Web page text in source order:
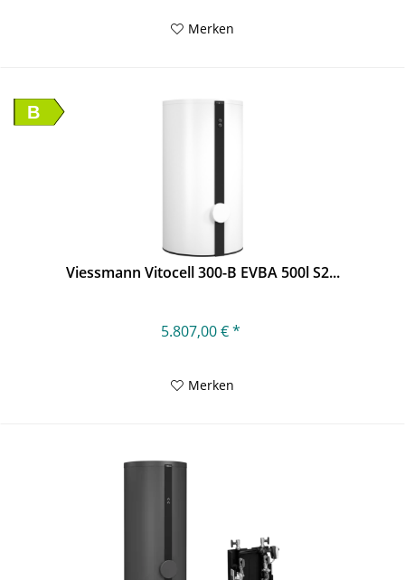
Merken
B
Viessmann Vitocell 300-B EVBA 500l S2...
5.807,00 € *
Merken